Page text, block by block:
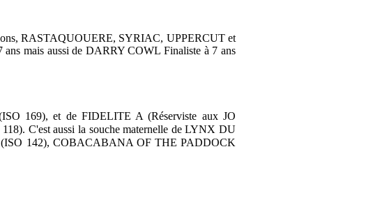
RASTAQUOUERE, SYRIAC, UPPERCUT et
mais aussi de DARRY COWL Finaliste à 7 ans
169), et de FIDELITE A (Réserviste aux JO
C'est aussi la souche maternelle de LYNX DU
142), COBACABANA OF THE PADDOCK